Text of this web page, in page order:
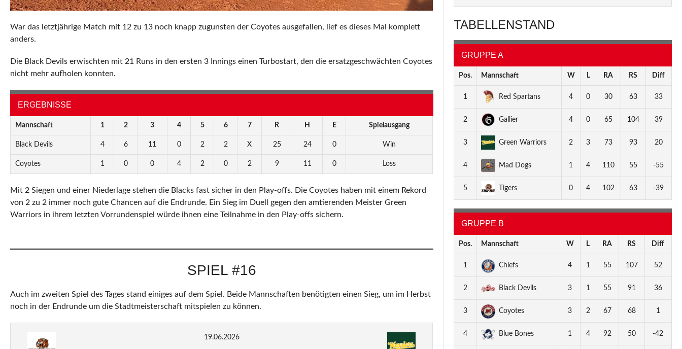
War das letztjährige Match mit 12 zu 13 noch knapp zugunsten der Coyotes ausgefallen, lief es dieses Mal komplett
anders.
Die Black Devils erwischten mit 21 Runs in den ersten 3 Innings einen Turbostart, den die ersatzgeschwächten Coyotes
nicht mehr aufholen konnten.
ERGEBNISSE
Mannschaft 1 2 3 4 5 6 7 R H E Spielausgang
Black Devils 4 6 11 0 2 2 X 25 24 0 Win
Coyotes 1 0 0 4 2 0 2 9 11 0 Loss
Mit 2 Siegen und einer Niederlage stehen die Blacks fast sicher in den Play-offs. Die Coyotes haben mit einem Rekord
von 2 zu 2 immer noch gute Chancen auf die Endrunde. Ein Sieg im Duell gegen den amtierenden Meister Green
Warriors in ihrem letzten Vorrundenspiel würde ihnen eine Teilnahme in den Play-offs sichern.
SPIEL #16
Auch im zweiten Spiel des Tages stand einiges auf dem Spiel. Beide Mannschaften benötigten einen Sieg, um im Herbst
noch in der Endrunde um die Stadtmeisterschaft mitspielen zu können.
19.06.2026
TABELLENSTAND
GRUPPE A
Pos. Mannschaft W L RA RS Diff
1 Red Spartans 4 0 30 63 33
2 Gallier 4 0 65 104 39
3 Green Warriors 2 3 73 93 20
4 Mad Dogs 1 4 110 55 -55
5 Tigers 0 4 102 63 -39
GRUPPE B
Pos. Mannschaft W L RA RS Diff
1 Chiefs 4 1 55 107 52
2 Black Devils 3 1 55 91 36
3 Coyotes 3 2 67 68 1
4 Blue Bones 1 4 92 50 -42